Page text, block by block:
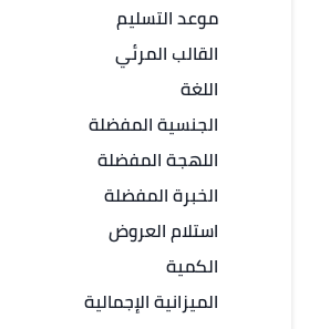
موعد التسليم
القالب المرئي
اللغة
الجنسية المفضلة
اللهجة المفضلة
الخبرة المفضلة
استلام العروض
الكمية
الميزانية الإجمالية